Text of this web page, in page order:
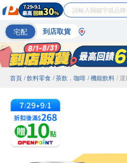
宅配 到店取貨
首頁 / 飲料零食 / 茶飲．咖啡 / 機能飲料 / 運